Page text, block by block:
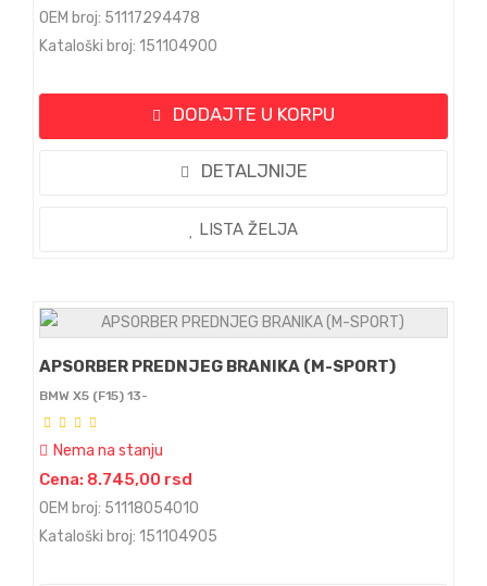
OEM broj: 51117294478
Kataloški broj: 151104900
DODAJTE U KORPU
DETALJNIJE
LISTA ŽELJA
APSORBER PREDNJEG BRANIKA (M-SPORT)
BMW X5 (F15) 13-
Nema na stanju
Cena: 8.745,00 rsd
OEM broj: 51118054010
Kataloški broj: 151104905